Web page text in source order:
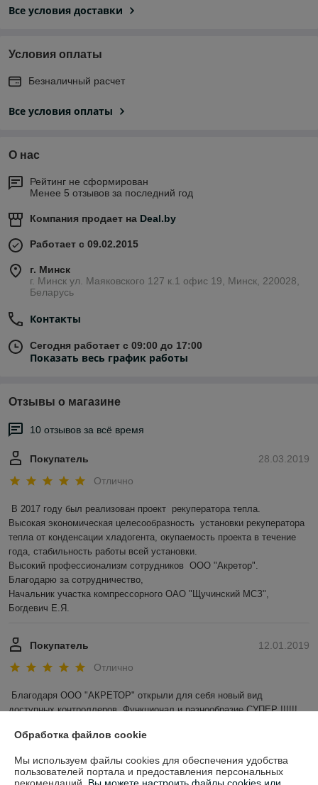
Все условия доставки
Условия оплаты
Безналичный расчет
Все условия оплаты
О нас
Рейтинг не сформирован
Менее 5 отзывов за последний год
Компания продает на Deal.by
Работает с 09.02.2015
г. Минск
г. Минск ул. Маяковского 127 к.1 офис 19, Минск, 220028,
Беларусь
Контакты
Сегодня работает с 09:00 до 17:00
Показать весь график работы
Отзывы о магазине
10 отзывов за всё время
28.03.2019
Покупатель
Отлично
В 2017 году был реализован проект  рекуператора тепла.
Высокая экономическая целесообразность  установки рекуператора
тепла от конденсации хладогента, окупаемость проекта в течение
года, стабильность работы всей установки.
Высокий профессионализм сотрудников  ООО "Акретор".
Благодарю за сотрудничество,
Начальник участка компрессорного ОАО "Щучинский МСЗ",
Богдевич Е.Я.
12.01.2019
Покупатель
Отлично
Благодаря ООО "АКРЕТОР" открыли для себя новый вид
доступных контроллеров. Функционал и разнообразие СУПЕР !!!!!!
Показать все отзывы
Обработка файлов cookie
Мы используем файлы cookies для обеспечения удобства
пользователей портала и предоставления персональных